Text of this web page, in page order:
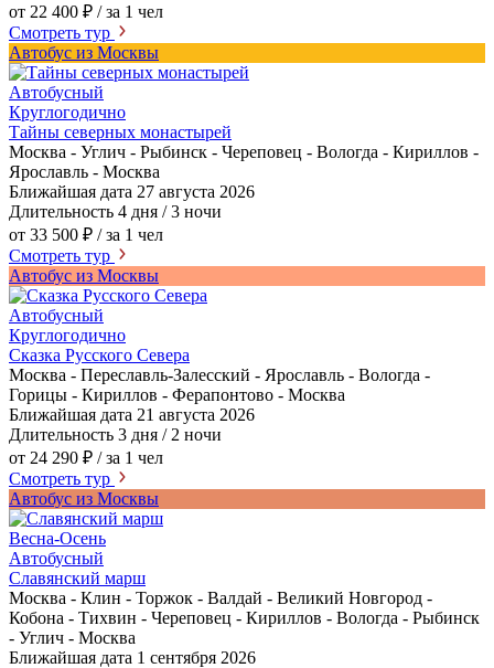
от 22 400 ₽ / за 1 чел
Смотреть тур
Автобус из Москвы
Автобусный
Круглогодично
Тайны северных монастырей
Москва - Углич - Рыбинск - Череповец - Вологда - Кириллов -
Ярославль - Москва
Ближайшая дата 27 августа 2026
Длительность 4 дня / 3 ночи
от 33 500 ₽ / за 1 чел
Смотреть тур
Автобус из Москвы
Автобусный
Круглогодично
Сказка Русского Севера
Москва - Переславль-Залесский - Ярославль - Вологда -
Горицы - Кириллов - Ферапонтово - Москва
Ближайшая дата 21 августа 2026
Длительность 3 дня / 2 ночи
от 24 290 ₽ / за 1 чел
Смотреть тур
Автобус из Москвы
Весна-Осень
Автобусный
Славянский марш
Москва - Клин - Торжок - Валдай - Великий Новгород -
Кобона - Тихвин - Череповец - Кириллов - Вологда - Рыбинск
- Углич - Москва
Ближайшая дата 1 сентября 2026